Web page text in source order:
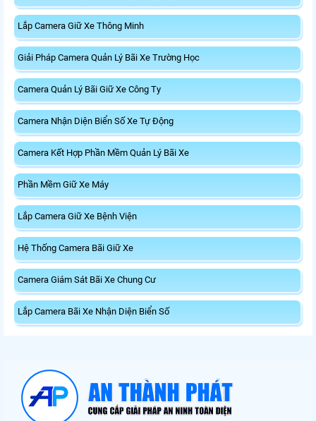
Lắp Camera Giữ Xe Thông Minh
Giải Pháp Camera Quản Lý Bãi Xe Trường Học
Camera Quản Lý Bãi Giữ Xe Công Ty
Camera Nhận Diện Biển Số Xe Tự Động
Camera Kết Hợp Phần Mềm Quản Lý Bãi Xe
Phần Mềm Giữ Xe Máy
Lắp Camera Giữ Xe Bệnh Viện
Hệ Thống Camera Bãi Giữ Xe
Camera Giám Sát Bãi Xe Chung Cư
Lắp Camera Bãi Xe Nhận Diện Biển Số